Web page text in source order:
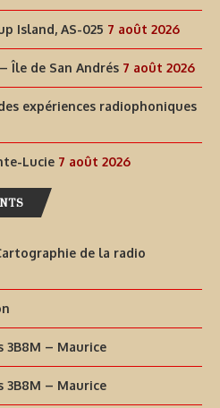
Island, AS-025 7 août 2026
Île de San Andrés 7 août 2026
expériences radiophoniques
Lucie 7 août 2026
de la radio
3B8M – Maurice
3B8M – Maurice